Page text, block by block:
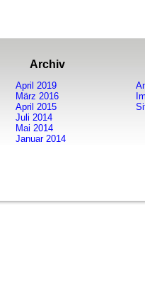
Archiv
April 2019
März 2016
April 2015
Juli 2014
Mai 2014
Januar 2014